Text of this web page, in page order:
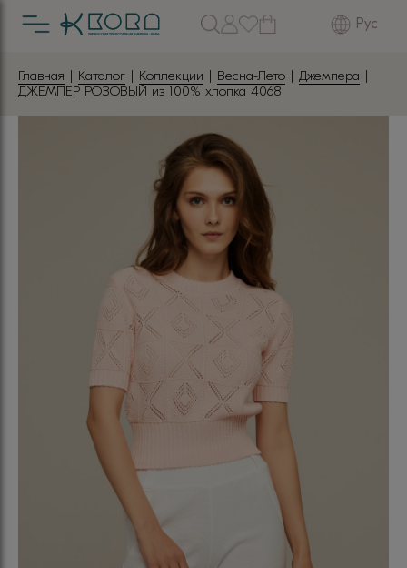
Рус
Главная | Каталог | Коллекции | Весна-Лето | Джемпера |
ДЖЕМПЕР РОЗОВЫЙ из 100% хлопка 4068